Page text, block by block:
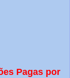
Pagas por